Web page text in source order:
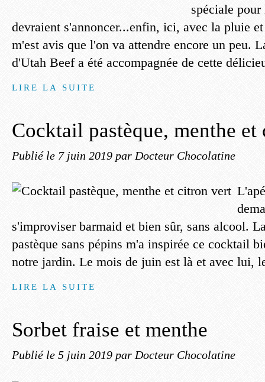
spéciale pour
devraient s'annoncer...enfin, ici, avec la pluie
m'est avis que l'on va attendre encore un peu.
d'Utah Beef a été accompagnée de cette
LIRE LA SUITE
Cocktail pastèque, menthe
Publié le 7 juin 2019 par Docteur Chocolatine
s'improviser barmaid et bien sûr, sans alcool.
pastèque sans pépins m'a inspirée ce cocktail
notre jardin. Le mois de juin est là et avec lui,
LIRE LA SUITE
Sorbet fraise et menthe
Publié le 5 juin 2019 par Docteur Chocolatine